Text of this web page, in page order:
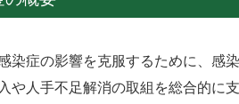
染症の影響を克服するために、感
や人手不足解消の取組を総合的に